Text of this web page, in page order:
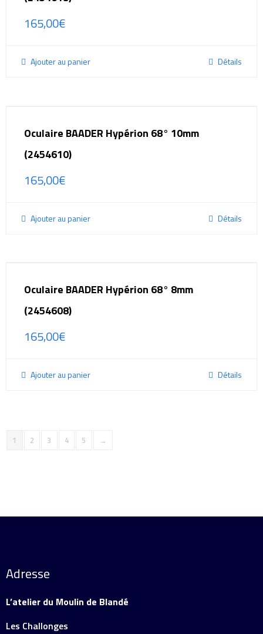
165,00€
Ajouter au panier Détails
Oculaire BAADER Hypérion 68° 10mm
(2454610)
165,00€
Ajouter au panier Détails
Oculaire BAADER Hypérion 68° 8mm
(2454608)
165,00€
Ajouter au panier Détails
1 2 3 4 5 →
Adresse
L’atelier du Moulin de Blandé
Les Challonges